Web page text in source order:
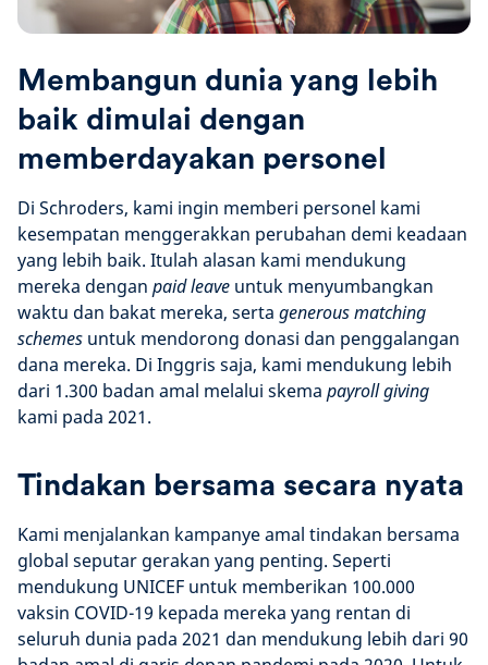
Membangun dunia yang lebih
baik dimulai dengan
memberdayakan personel
Di Schroders, kami ingin memberi personel kami
kesempatan menggerakkan perubahan demi keadaan
yang lebih baik. Itulah alasan kami mendukung
mereka dengan paid leave untuk menyumbangkan
waktu dan bakat mereka, serta generous matching
schemes untuk mendorong donasi dan penggalangan
dana mereka. Di Inggris saja, kami mendukung lebih
dari 1.300 badan amal melalui skema payroll giving
kami pada 2021.
Tindakan bersama secara nyata
Kami menjalankan kampanye amal tindakan bersama
global seputar gerakan yang penting. Seperti
mendukung UNICEF untuk memberikan 100.000
vaksin COVID-19 kepada mereka yang rentan di
seluruh dunia pada 2021 dan mendukung lebih dari 90